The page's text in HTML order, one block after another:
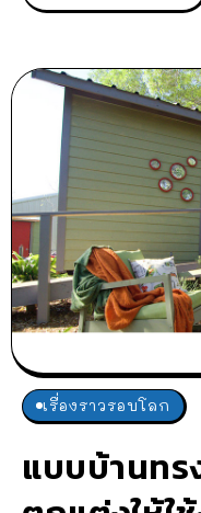
เรื่องราวรอบโลก
แบบบ้านทร